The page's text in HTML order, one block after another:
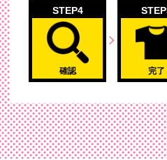
STEP4
確認 完了